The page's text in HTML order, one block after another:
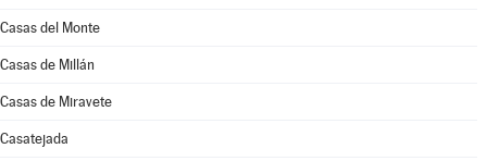
Casas del Monte
Casas de Millán
Casas de Miravete
Casatejada